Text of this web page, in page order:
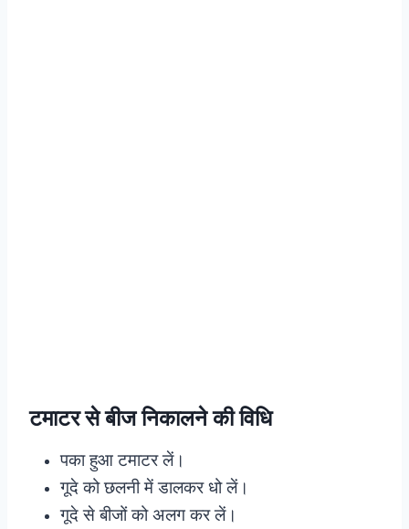
टमाटर से बीज निकालने की विधि
पका हुआ टमाटर लें।
गूदे को छलनी में डालकर धो लें।
गूदे से बीजों को अलग कर लें।